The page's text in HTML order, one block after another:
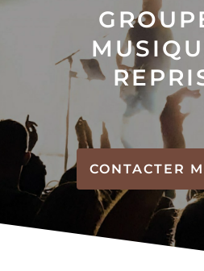
CONTACTER